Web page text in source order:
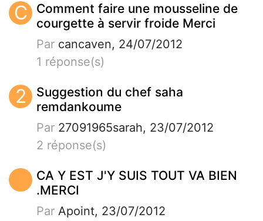
C
Comment faire une mousseline de
courgette à servir froide Merci
Par cancaven, 24/07/2012
1 réponse(s)
2
Suggestion du chef saha
remdankoume
Par 27091965sarah, 23/07/2012
2 réponse(s)
CA Y EST J'Y SUIS TOUT VA BIEN
.MERCI
Par Apoint, 23/07/2012